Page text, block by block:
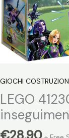
GIOCHI
LEGO